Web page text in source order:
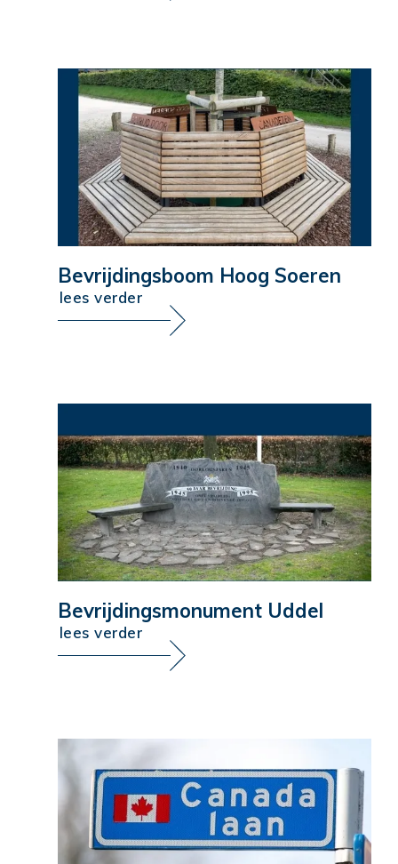
Bevrijdingsboom Hoog Soeren
lees verder
Bevrijdingsmonument Uddel
lees verder